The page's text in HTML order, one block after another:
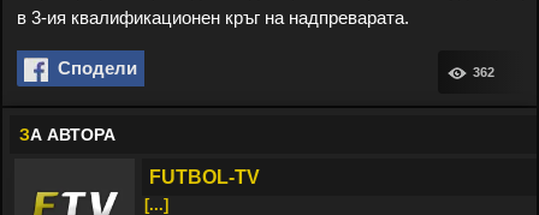
в 3-ия квалификационен кръг на надпреварата.
Сподели 362
ЗА АВТОРА
FUTBOL-TV
[...]